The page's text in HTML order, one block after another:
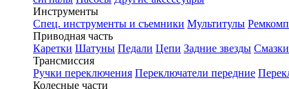
Инструменты
Спец. инструменты и съемники Мультитулы
Приводная часть
Каретки Шатуны Педали Цепи Задние звезды
Трансмиссия
Ручки переключения Переключатели передние
Колесные части